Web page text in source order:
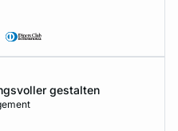
gestalten